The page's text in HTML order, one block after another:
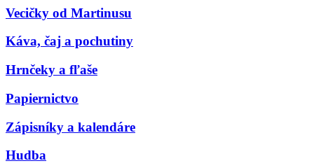
Vecičky od Martinusu
Káva, čaj a pochutiny
Hrnčeky a fľaše
Papiernictvo
Zápisníky a kalendáre
Hudba